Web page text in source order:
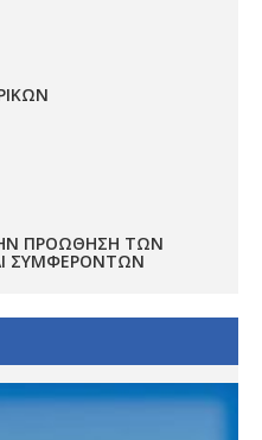
ΠΡΟΏΘΗΣΗ ΤΩΝ
ΣΥΜΦΕΡΌΝΤΩΝ